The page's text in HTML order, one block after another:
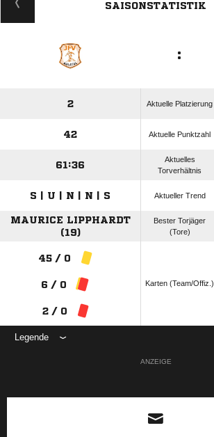
SAISONSTATISTIK
:
2 Aktuelle Platzierung
42 Aktuelle Punktzahl
61:36
Aktuelles
Torverhältnis
S | U | N | N | S Aktueller Trend
MAURICE LIPPHARDT
(19)
Bester Torjäger
(Tore)
45 / 0
6 / 0
2 / 0
Karten (Team/Offiz.)
Legende
ANZEIGE